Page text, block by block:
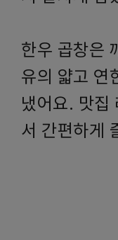
한우 곱창은
유의 얇고 연
냈어요. 맛집
서 간편하게